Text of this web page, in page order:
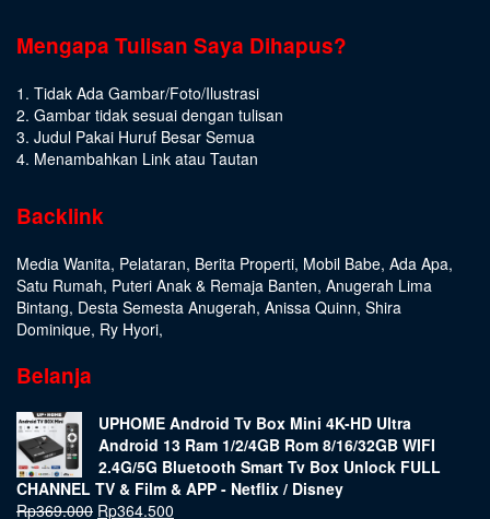
Mengapa Tulisan Saya Dihapus?
1. Tidak Ada Gambar/Foto/Ilustrasi
2. Gambar tidak sesuai dengan tulisan
3. Judul Pakai Huruf Besar Semua
4. Menambahkan Link atau Tautan
Backlink
Media Wanita, Pelataran, Berita Properti, Mobil Babe, Ada Apa,
Satu Rumah, Puteri Anak & Remaja Banten, Anugerah Lima
Bintang, Desta Semesta Anugerah, Anissa Quinn, Shira
Dominique, Ry Hyori,
Belanja
UPHOME Android Tv Box Mini 4K-HD Ultra
Android 13 Ram 1/2/4GB Rom 8/16/32GB WIFI
2.4G/5G Bluetooth Smart Tv Box Unlock FULL
CHANNEL TV & Film & APP - Netflix / Disney
Rp369.000 Rp364.500